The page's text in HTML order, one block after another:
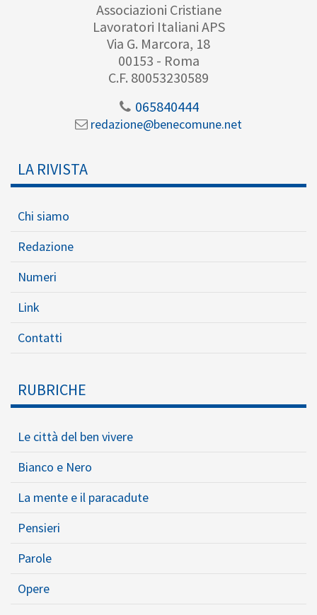
Associazioni Cristiane
Lavoratori Italiani APS
Via G. Marcora, 18
00153 - Roma
C.F. 80053230589
065840444
redazione@benecomune.net
LA RIVISTA
Chi siamo
Redazione
Numeri
Link
Contatti
RUBRICHE
Le città del ben vivere
Bianco e Nero
La mente e il paracadute
Pensieri
Parole
Opere